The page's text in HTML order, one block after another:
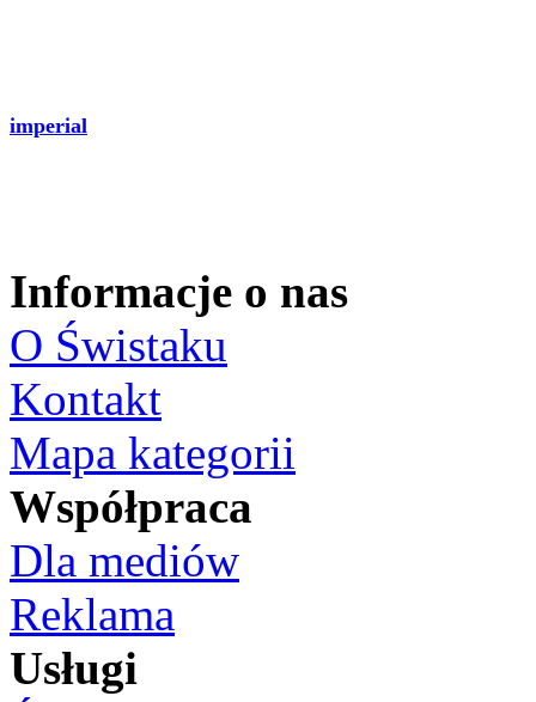
imperial
Informacje o nas
O Świstaku
Kontakt
Mapa kategorii
Współpraca
Dla mediów
Reklama
Usługi